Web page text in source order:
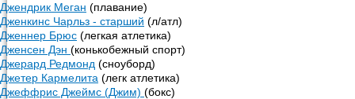
Джендрик Меган (плавание)
Дженкинс Чарльз - старший (л/атл)
Дженнер Брюс (легкая атлетика)
Дженсен Дэн (конькобежный спорт)
Джерард Редмонд (сноуборд)
Джетер Кармелита (легк атлетика)
Джеффрис Джеймс (Джим) (бокс)